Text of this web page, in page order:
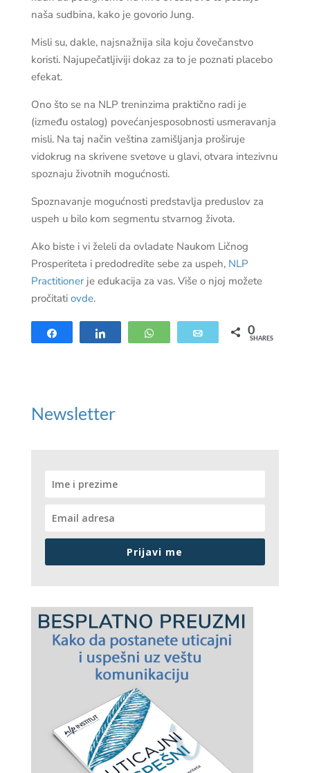
naša sudbina, kako je govorio Jung.
Misli su, dakle, najsnažnija sila koju čovečanstvo
koristi. Najupečatljiviji dokaz za to je poznati placebo
efekat.
Ono što se na NLP treninzima praktično radi je
(između ostalog) povećanjesposobnosti usmeravanja
misli. Na taj način veština zamišljanja proširuje
vidokrug na skrivene svetove u glavi, otvara intezivnu
spoznaju životnih mogućnosti.
Spoznavanje mogućnosti predstavlja preduslov za
uspeh u bilo kom segmentu stvarnog života.
Ako biste i vi želeli da ovladate Naukom Ličnog
Prosperiteta i predodredite sebe za uspeh, NLP
Practitionerje edukacija za vas. Više o njoj možete
pročitati ovde.
WhatsApp Email 0
SHARES
Newsletter
Prijavi me